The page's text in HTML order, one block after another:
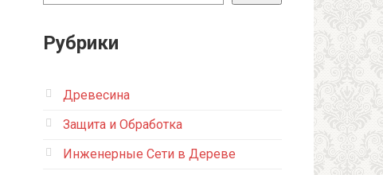
Рубрики
Древесина
Защита и Обработка
Инженерные Сети в Дереве